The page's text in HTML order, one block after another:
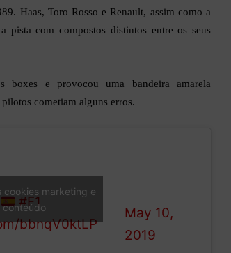
Haas, Toro Rosso e Renault, assim como a
pista com compostos distintos entre os seus
boxes e provocou uma bandeira amarela
pilotos cometiam alguns erros.
over the radio
#F1
bbnqV0ktLP
May 10,
2019
cookies marketing e